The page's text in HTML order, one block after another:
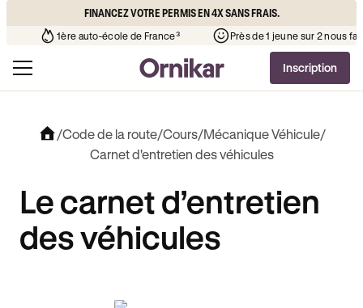
FINANCEZ VOTRE PERMIS EN 4X SANS FRAIS.
l’auto-école de votre quartier¹ 1ère auto-école de France³
Inscription
/Code de la route/Cours/Mécanique Véhicule/
Carnet d'entretien des véhicules
Le carnet d’entretien
des véhicules